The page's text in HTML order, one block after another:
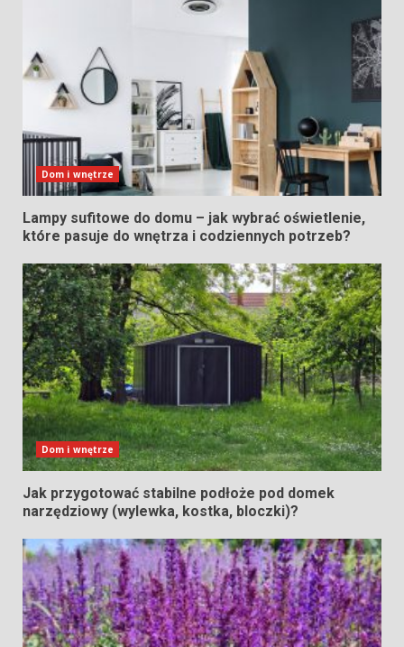
Dom i wnętrze
Lampy sufitowe do domu – jak wybrać oświetlenie,
które pasuje do wnętrza i codziennych potrzeb?
Dom i wnętrze
Jak przygotować stabilne podłoże pod domek
narzędziowy (wylewka, kostka, bloczki)?